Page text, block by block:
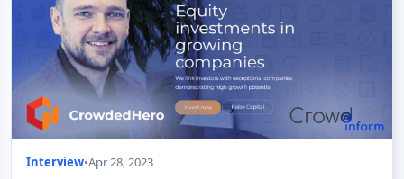
Interview•Apr 28, 2023